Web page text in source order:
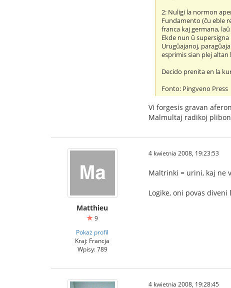
2: Nuligi la normon
Fundamento (ĉu eble
franca kaj germana,
Ekde nun ŭ
Urugŭajanoj,
esprimis sian plej
Decido prenita en la
Fonto: Pingveno Press
Vi forgesis gravan
Malmultaj radikoj
Matthieu
9
Pokaż profil
Kraj: Francja
Wpisy: 789
4 kwietnia 2008, 19:23:53
Maltrinki = urini, kaj ne
Logike, oni povas diveni
4 kwietnia 2008, 19:28:45